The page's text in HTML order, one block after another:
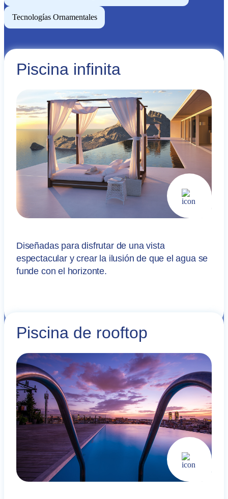
Tecnologías Ornamentales
Piscina infinita
Diseñadas para disfrutar de una vista
espectacular y crear la ilusión de que el agua se
funde con el horizonte.
Piscina de rooftop